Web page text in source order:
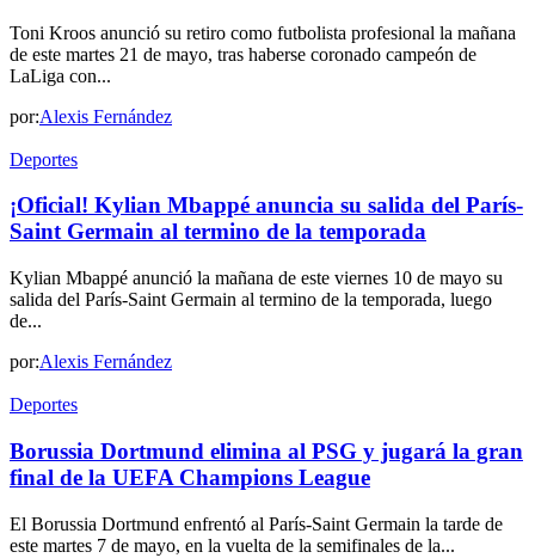
Toni Kroos anunció su retiro como futbolista profesional la mañana
de este martes 21 de mayo, tras haberse coronado campeón de
LaLiga con...
por:Alexis Fernández
Deportes
¡Oficial! Kylian Mbappé anuncia su salida del París-
Saint Germain al termino de la temporada
Kylian Mbappé anunció la mañana de este viernes 10 de mayo su
salida del París-Saint Germain al termino de la temporada, luego
de...
por:Alexis Fernández
Deportes
Borussia Dortmund elimina al PSG y jugará la gran
final de la UEFA Champions League
El Borussia Dortmund enfrentó al París-Saint Germain la tarde de
este martes 7 de mayo, en la vuelta de la semifinales de la...